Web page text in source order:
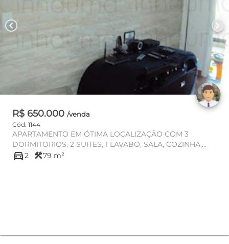
chevron_left chevron_right
R$ 650.000 /venda
Cód: 1144
APARTAMENTO EM ÓTIMA LOCALIZAÇÃO COM 3
DORMITORIOS, 2 SUITES, 1 LAVABO, SALA, COZINHA,
BANHEIRO, ÁREA DE SERVIÇO,ARMAR...
directions_car2 construction79 m²